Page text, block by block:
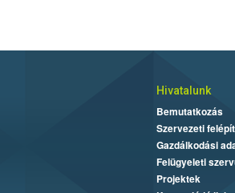
Hivatalunk
Bemutatkozás
Szervezeti
Gazdálkodási
Felügyeleti
Projektek